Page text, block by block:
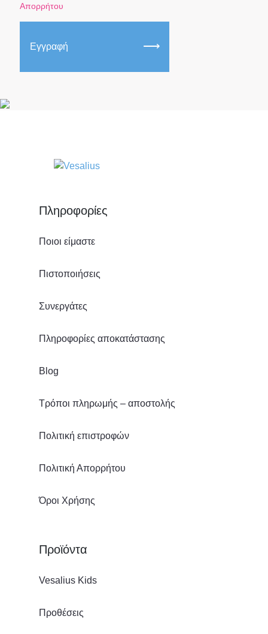
Απορρήτου
Εγγραφή
Πληροφορίες
Ποιοι είμαστε
Πιστοποιήσεις
Συνεργάτες
Πληροφορίες αποκατάστασης
Blog
Τρόποι πληρωμής – αποστολής
Πολιτική επιστροφών
Πολιτική Απορρήτου
Όροι Χρήσης
Προϊόντα
Vesalius Kids
Προθέσεις